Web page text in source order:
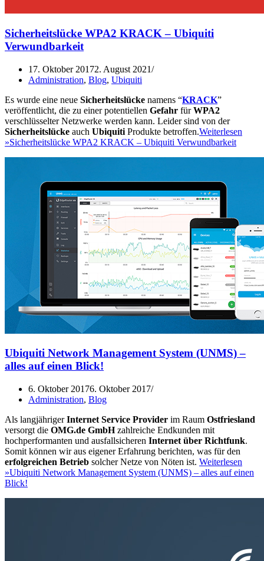
Sicherheitslücke WPA2 KRACK – Ubiquiti
Verwundbarkeit
17. Oktober 20172. August 2021
Administration, Blog, Ubiquiti
Es wurde eine neue Sicherheitslücke namens “KRACK”
veröffentlicht, die zu einer potentiellen Gefahr fürWPA2
verschlüsselter Netzwerke werden kann. Leider sind von der
Sicherheitslücke auch Ubiquiti Produkte betroffen.Weiterlesen
»Sicherheitslücke WPA2 KRACK – Ubiquiti Verwundbarkeit
Ubiquiti Network Management System (UNMS) –
alles auf einen Blick!
6. Oktober 20176. Oktober 2017
Administration, Blog
Als langjährigerInternet Service Provider im Raum Ostfriesland
versorgt die OMG.de GmbHzahlreiche Endkunden mit
hochperformanten und ausfallsicheren Internet über Richtfunk.
Somit können wir aus eigener Erfahrung berichten, was für den
erfolgreichen Betrieb solcher Netze von Nöten ist. Weiterlesen
»Ubiquiti Network Management System (UNMS) – alles auf einen
Blick!